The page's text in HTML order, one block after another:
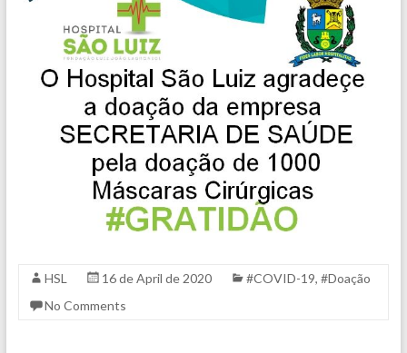
HSL 16 de April de 2020 #COVID-19, #Doação
No Comments